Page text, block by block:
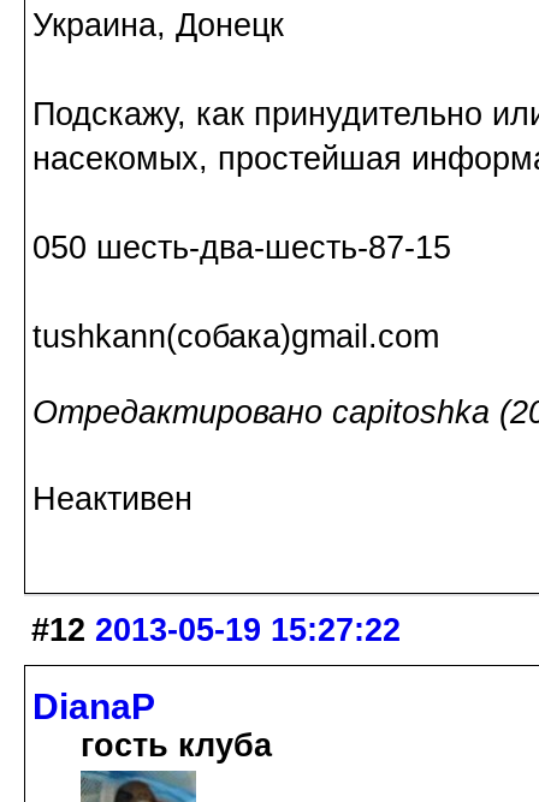
Украина, Донецк
Подскажу, как принудительно
насекомых, простейшая
050 шесть-два-шесть-87-15
tushkann(собака)gmail.com
Отредактировано capitoshka
Неактивен
#12 2013-05-19 15:27:22
DianaP
гость клуба